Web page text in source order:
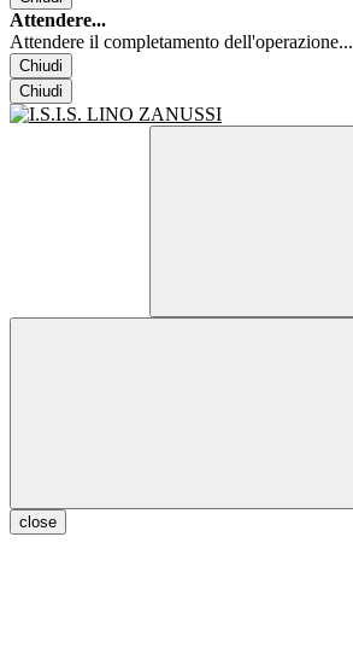
Attendere...
Attendere il completamento dell'operazione...
Chiudi
Chiudi
close